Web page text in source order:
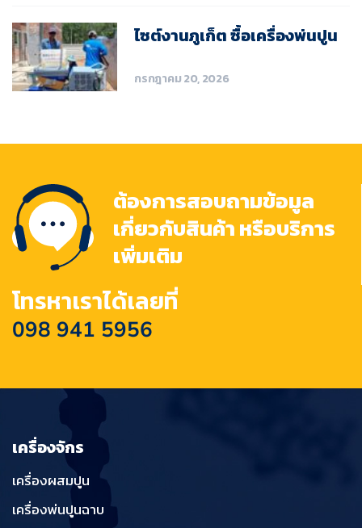
กรกฎาคม 20, 2026
ไซต์งานภูเก็ต ซื้อเครื่องพ่นปูน
ต้องการสอบถามข้อมูล
เกี่ยวกับสินค้า หรือบริการ
เพิ่มเติม
โทรหาเราได้เลยที่
098 941 5956
เครื่องจักร
เครื่องผสมปูน
เครื่องพ่นปูนฉาบ